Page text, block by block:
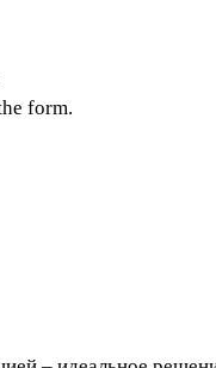
form.